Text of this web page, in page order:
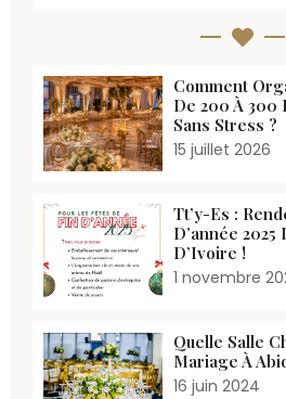
Comment
De 200 À 300
Sans Stress ?
15 juillet 2026
Tt’y-Es :
D’année
D’Ivoire !
1 novembre
Quelle Salle
Mariage À
16 juin 2024